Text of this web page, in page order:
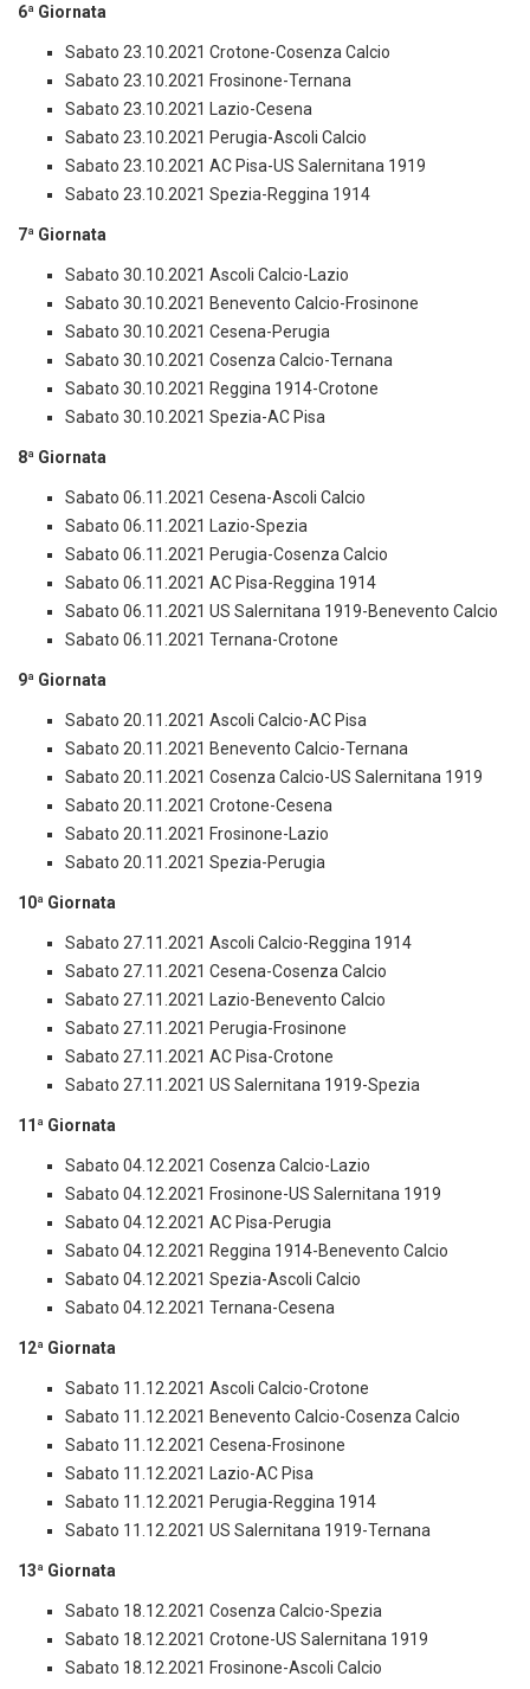
6ª Giornata
Sabato 23.10.2021 Crotone-Cosenza Calcio
Sabato 23.10.2021 Frosinone-Ternana
Sabato 23.10.2021 Lazio-Cesena
Sabato 23.10.2021 Perugia-Ascoli Calcio
Sabato 23.10.2021 AC Pisa-US Salernitana 1919
Sabato 23.10.2021 Spezia-Reggina 1914
7ª Giornata
Sabato 30.10.2021 Ascoli Calcio-Lazio
Sabato 30.10.2021 Benevento Calcio-Frosinone
Sabato 30.10.2021 Cesena-Perugia
Sabato 30.10.2021 Cosenza Calcio-Ternana
Sabato 30.10.2021 Reggina 1914-Crotone
Sabato 30.10.2021 Spezia-AC Pisa
8ª Giornata
Sabato 06.11.2021 Cesena-Ascoli Calcio
Sabato 06.11.2021 Lazio-Spezia
Sabato 06.11.2021 Perugia-Cosenza Calcio
Sabato 06.11.2021 AC Pisa-Reggina 1914
Sabato 06.11.2021 US Salernitana 1919-Benevento Calcio
Sabato 06.11.2021 Ternana-Crotone
9ª Giornata
Sabato 20.11.2021 Ascoli Calcio-AC Pisa
Sabato 20.11.2021 Benevento Calcio-Ternana
Sabato 20.11.2021 Cosenza Calcio-US Salernitana 1919
Sabato 20.11.2021 Crotone-Cesena
Sabato 20.11.2021 Frosinone-Lazio
Sabato 20.11.2021 Spezia-Perugia
10ª Giornata
Sabato 27.11.2021 Ascoli Calcio-Reggina 1914
Sabato 27.11.2021 Cesena-Cosenza Calcio
Sabato 27.11.2021 Lazio-Benevento Calcio
Sabato 27.11.2021 Perugia-Frosinone
Sabato 27.11.2021 AC Pisa-Crotone
Sabato 27.11.2021 US Salernitana 1919-Spezia
11ª Giornata
Sabato 04.12.2021 Cosenza Calcio-Lazio
Sabato 04.12.2021 Frosinone-US Salernitana 1919
Sabato 04.12.2021 AC Pisa-Perugia
Sabato 04.12.2021 Reggina 1914-Benevento Calcio
Sabato 04.12.2021 Spezia-Ascoli Calcio
Sabato 04.12.2021 Ternana-Cesena
12ª Giornata
Sabato 11.12.2021 Ascoli Calcio-Crotone
Sabato 11.12.2021 Benevento Calcio-Cosenza Calcio
Sabato 11.12.2021 Cesena-Frosinone
Sabato 11.12.2021 Lazio-AC Pisa
Sabato 11.12.2021 Perugia-Reggina 1914
Sabato 11.12.2021 US Salernitana 1919-Ternana
13ª Giornata
Sabato 18.12.2021 Cosenza Calcio-Spezia
Sabato 18.12.2021 Crotone-US Salernitana 1919
Sabato 18.12.2021 Frosinone-Ascoli Calcio